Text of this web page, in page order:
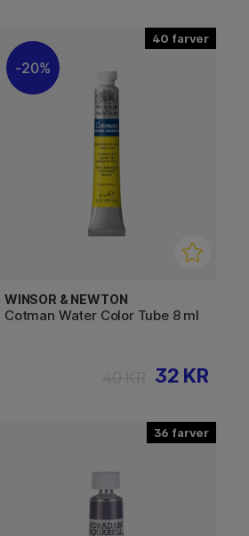
40
20%
WINSOR & NEWTON
Cotman Water Color Tube 8 ml
32 KR
36